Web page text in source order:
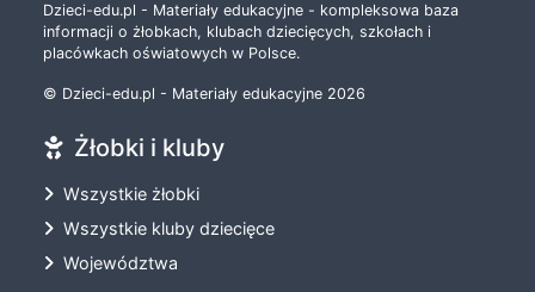
Dzieci-edu.pl - Materiały edukacyjne - kompleksowa baza
informacji o żłobkach, klubach dziecięcych, szkołach i
placówkach oświatowych w Polsce.
© Dzieci-edu.pl - Materiały edukacyjne 2026
Żłobki i kluby
Wszystkie żłobki
Wszystkie kluby dziecięce
Województwa